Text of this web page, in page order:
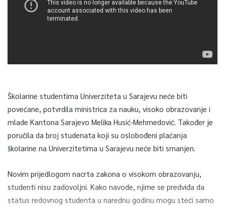
Školarine studentima Univerziteta u Sarajevu neće biti
povećane, potvrdila ministrica za nauku, visoko obrazovanje i
mlade Kantona Sarajevo Melika Husić-Mehmedović. Također je
poručila da broj studenata koji su oslobođeni plaćanja
školarine na Univerzitetima u Sarajevu neće biti smanjen.
Novim prijedlogom nacrta zakona o visokom obrazovanju,
studenti nisu zadovoljni. Kako navode, njime se predviđa da
status redovnog studenta u narednu godinu mogu steći samo